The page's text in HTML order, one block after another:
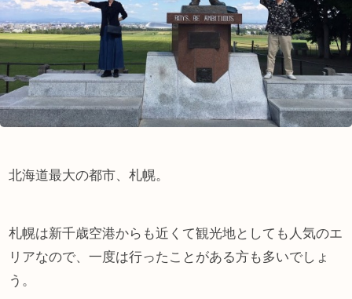
北海道最大の都市、札幌。
札幌は新千歳空港からも近くて観光地としても人気のエ
リアなので、一度は行ったことがある方も多いでしょ
う。